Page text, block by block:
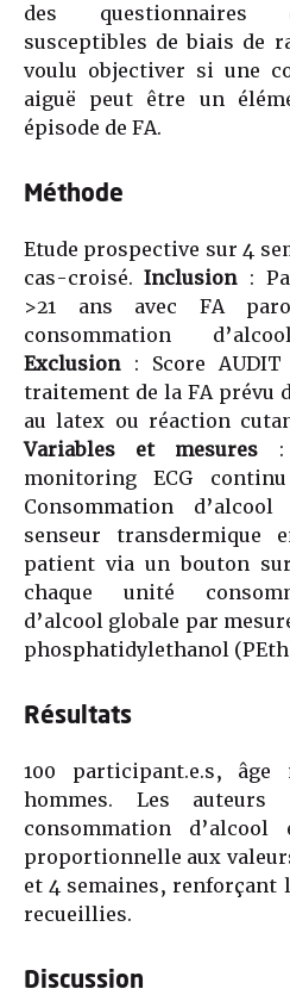
des questionnaires
susceptibles de biais de
voulu objectiver si une
aiguë peut être un
épisode de FA.
Méthode
Etude prospective sur 4
cas-croisé.Inclusion:
>21 ans avec FA
consommation
Exclusion: Score AUDIT
traitement de la FA prévu
au latex ou réaction
Variables et mesures :
monitoring ECG
Consommation
senseur
patient via un bouton
chaque unité
d’alcool globale par
phosphatidylethanol
Résultats
100 participant.e.s,
hommes. Les
consommation
proportionnelle aux
et 4 semaines, renforçant
recueillies.
Discussion